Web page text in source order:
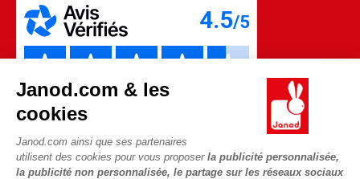
Janod.com & les
cookies
Janod.com ainsi que ses partenaires
utilisent des cookies pour vous proposer la publicité personnalisée,
la publicité non personnalisée, le partage sur les réseaux sociaux